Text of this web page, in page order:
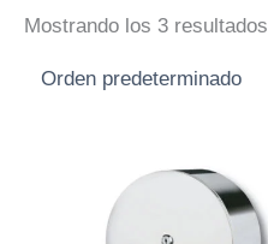
Mostrando los 3 resultados